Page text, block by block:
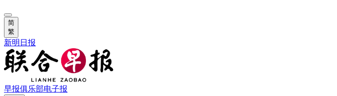
简
繁
新明日报
早报俱乐部电子报